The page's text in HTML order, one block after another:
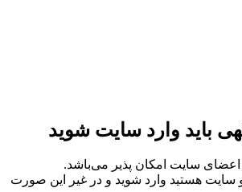
باید وارد سایت شوید
اعضای سایت امکان پذیر می‌باشد.
سایت هستید وارد شوید و در غیر این صورت